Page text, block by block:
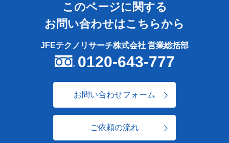
このページに関する
お問い合わせはこちらから
JFEテクノリサーチ株式会社 営業総括部
0120-643-777
お問い合わせフォーム
ご依頼の流れ